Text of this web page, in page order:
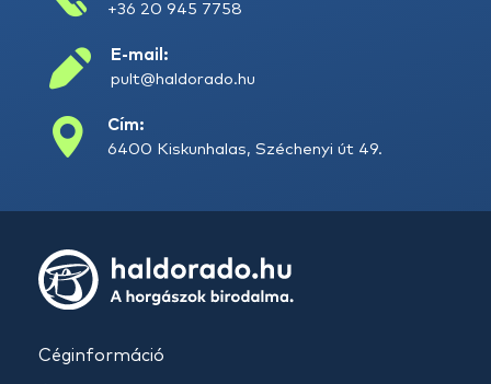
+36 20 945 7758
E-mail:
pult@haldorado.hu
Cím:
6400 Kiskunhalas, Széchenyi út 49.
Céginformáció